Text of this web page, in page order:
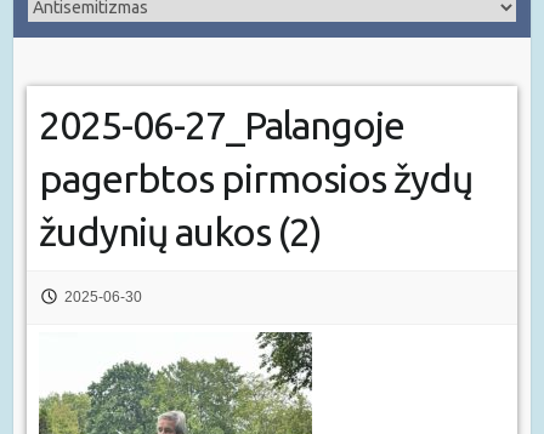
2025-06-27_Palangoje
pagerbtos pirmosios žydų
žudynių aukos (2)
2025-06-30